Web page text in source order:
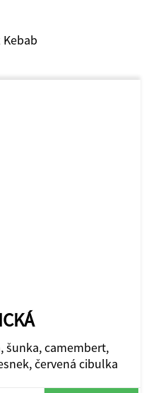
šunka, camembert,
červená cibulka